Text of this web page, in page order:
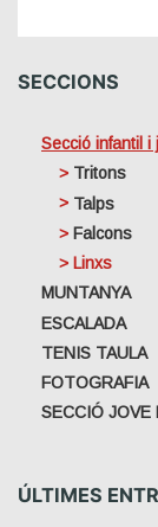
SECCIONS
Secció infantil i
Tritons
Talps
Falcons
Linxs
MUNTANYA
ESCALADA
TENIS TAULA
FOTOGRAFIA
SECCIÓ JOVE
ÚLTIMES